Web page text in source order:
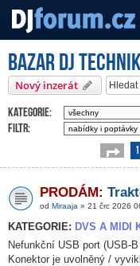
Server o DJ technice a DJingu
Bazar DJ
Nový inzerát
Kategorie:
Filtr:
1
PRODÁM:
od Miraaja » 21 črc 2026
KATEGORIE: DVS A MIDI
Nefunkční USB port (USB-
Konektor je uvolněný /